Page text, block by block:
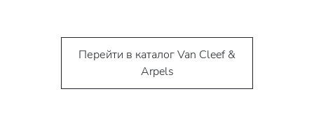
Перейти в каталог Van Cleef &
Arpels